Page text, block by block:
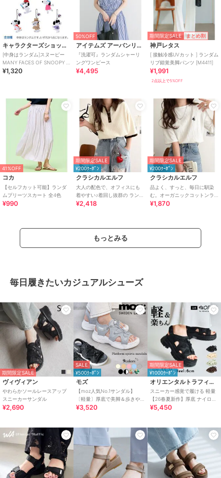
キャラクターズショップ ラフラフ
[中身はランダム]スヌーピー
MANY FACES OF SNOOPY ぬ
いぐるみミニマスコット
¥1,320
50%OFF
アイテムズ アーバンリサーチ
『洗濯可』ランダムシャーリ
ングワンピース
¥4,495
期間限定SALE まとめ割
神戸レタス
[ 接触冷感UVカット ] ランダム
リブ錯覚美脚パンツ [M4411]
¥1,991
2点以上で5%OFF
41%OFF
コカ
【セルフカット可能】ランダ
ムプリーツスカート 全4色
¥990
期間限定SALE
¥200ｸｰﾎﾟﾝ
クラシカルエルフ
大人の配色で、オフィスにも
着やすい♪着回し抜群の ランダ
ムリブ 配色ポロトップス(半袖)
¥2,418
期間限定SALE
¥200ｸｰﾎﾟﾝ
クラシカルエルフ
品よく、すっと、毎日に馴染
む。オーガニックコットンラ
ンダムリブ胸元刺繍Tシャツ
¥1,870
もっとみる
毎日履きたいカジュアルシューズ
期間限定SALE
ヴィヴィアン
やわらかソールレースアップ
スニーカーサンダル
¥2,690
SALE
¥500ｸｰﾎﾟﾝ
モズ
【moz人気No.1サンダル】
〔軽量〕厚底で美脚＆歩きや
すい！疲れにくいフィット感
¥3,520
期間限定SALE
¥1000ｸｰﾎﾟﾝ
オリエンタルトラフィック
スニーカー感覚で履ける 軽量
【26春夏新作】厚底 ナイロン
スポーツサンダル /OT3232
¥5,450